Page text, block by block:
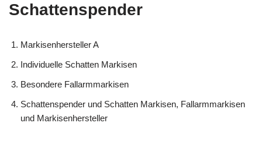
Schattenspender
Markisenhersteller A
Individuelle Schatten Markisen
Besondere Fallarmmarkisen
Schattenspender und Schatten Markisen, Fallarmmarkisen
und Markisenhersteller